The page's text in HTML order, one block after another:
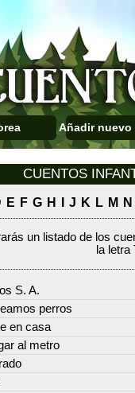
Añadir nuevo
CUENTOS
E F G H J K L M N
un listado de los
la letra
S. A.
perros
en casa
al metro